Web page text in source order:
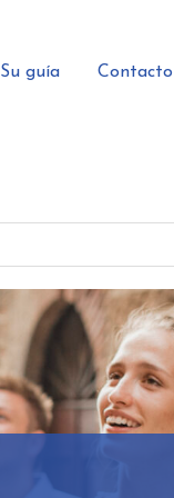
Su guía Contacto